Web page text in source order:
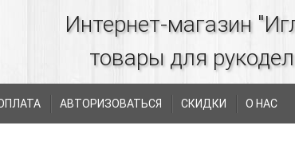
Интернет-магазин
товары для
АВТОРИЗОВАТЬСЯ СКИДКИ О НАС